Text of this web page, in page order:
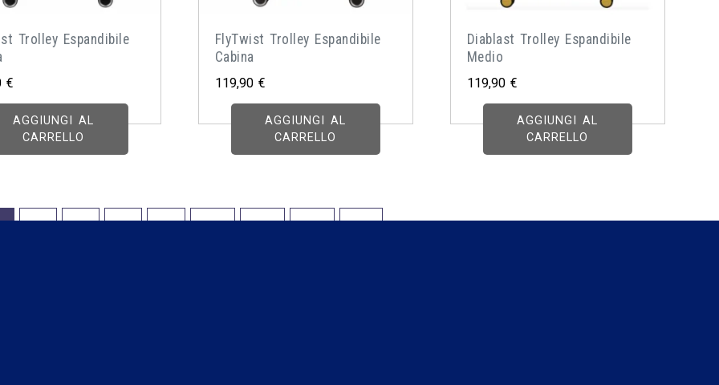
Trolley Espandibile
€
AGGIUNGI AL
CARRELLO
FlyTwist Trolley Espandibile
Cabina
119,90 €
AGGIUNGI AL
CARRELLO
Diablast Trolley Espandibile
Medio
119,90 €
AGGIUNGI AL
CARRELLO